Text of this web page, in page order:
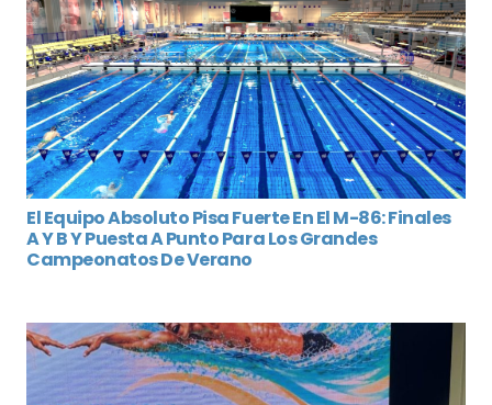
El Equipo Absoluto Pisa Fuerte En El M-86: Finales
A Y B Y Puesta A Punto Para Los Grandes
Campeonatos De Verano